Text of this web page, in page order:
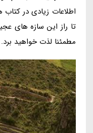
اطلاعات زیادی در
تا راز این سازه های
مطمئنا لذت خواهید برد.